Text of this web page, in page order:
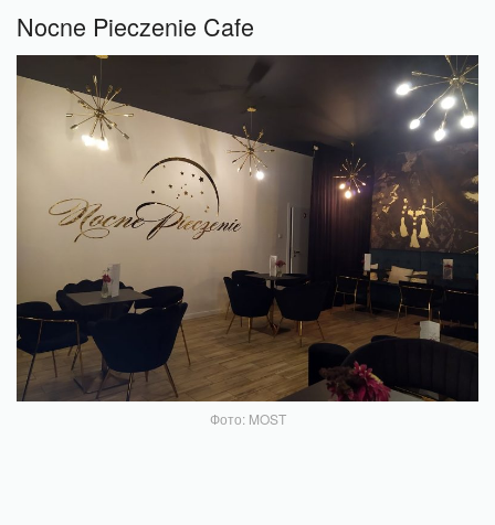
Nocne Pieczenie Cafe
Фото: MOST